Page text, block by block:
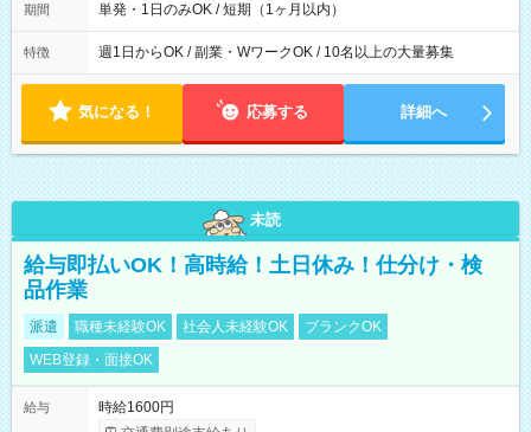
期間 単発・1日のみOK / 短期（1ヶ月以内）
特徴 週1日からOK / 副業・WワークOK / 10名以上の大量募集
気になる！ 応募する 詳細へ
未読
給与即払いOK！高時給！土日休み！仕分け・検
品作業
派遣 職種未経験OK 社会人未経験OK
ブランクOK
WEB登録・面接OK
給与
時給1600円